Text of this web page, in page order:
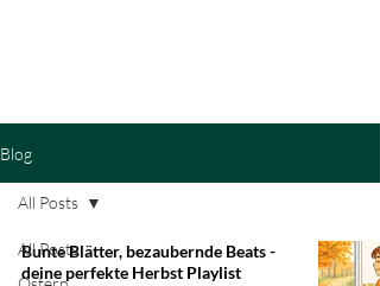
Blog
All Posts
All Posts
Bunte Blätter, bezaubernde Beats -
deine perfekte Herbst Playlist